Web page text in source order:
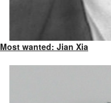
Most wanted: Jian Xia